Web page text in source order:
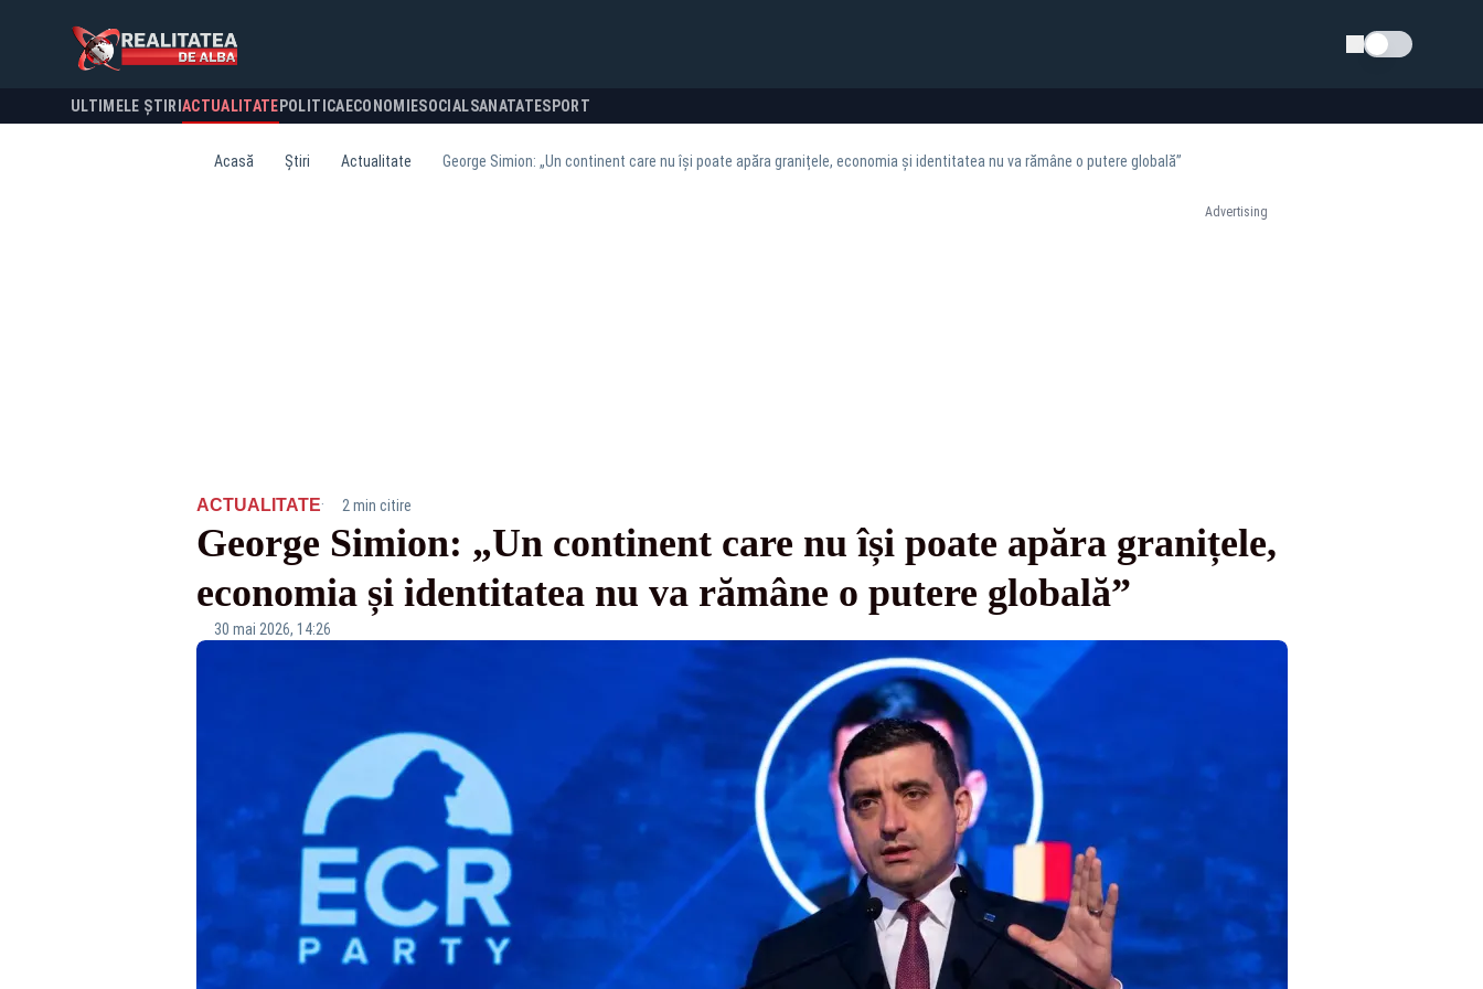
Schimba tema
ULTIMELE ȘTIRI ACTUALITATE POLITICA ECONOMIESOCIALSANATATESPORT
Acasă Știri Actualitate George Simion: „Un continent care nu își poate apăra granițele, economia și identitatea nu va rămâne o putere globală”
Advertising
ACTUALITATE· 2 min citire
George Simion: „Un continent care nu își poate apăra granițele,
economia și identitatea nu va rămâne o putere globală”
30 mai 2026, 14:26